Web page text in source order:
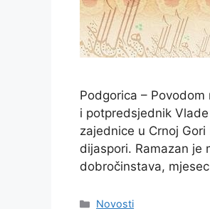
Podgorica –
i potpredsjednik
zajednice u Crnoj
dijaspori. Ramazan je
dobročinstava,
Kategorije
Novosti